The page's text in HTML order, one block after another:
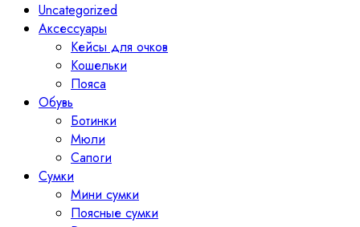
Uncategorized
Аксессуары
Кейсы для очков
Кошельки
Пояса
Обувь
Ботинки
Мюли
Сапоги
Сумки
Мини сумки
Поясные сумки